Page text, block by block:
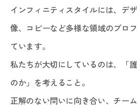
インフィニティスタイルには、デ
像、コピーなど多様な領域のプロ
ています。
私たちが大切にしているのは、「
のか」を考えること。
正解のない問いに向き合い、チー